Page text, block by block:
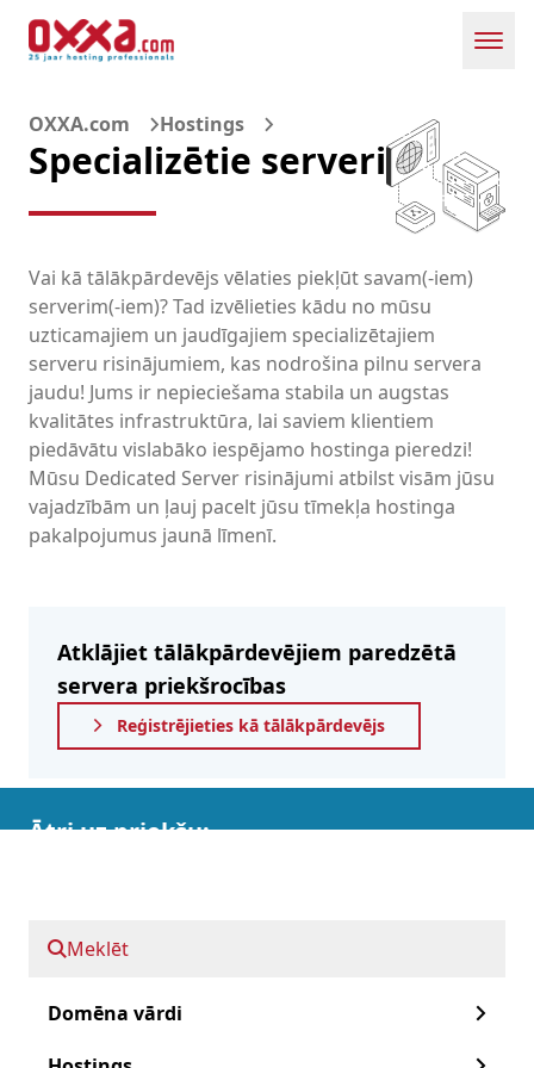
Domēna vārdi
Meklēt
OXXA.com Hostings
Specializētie serveri
Vai kā tālākpārdevējs vēlaties piekļūt savam(-iem)
serverim(-iem)? Tad izvēlieties kādu no mūsu
uzticamajiem un jaudīgajiem specializētajiem
serveru risinājumiem, kas nodrošina pilnu servera
jaudu! Jums ir nepieciešama stabila un augstas
kvalitātes infrastruktūra, lai saviem klientiem
piedāvātu vislabāko iespējamo hostinga pieredzi!
Mūsu Dedicated Server risinājumi atbilst visām jūsu
vajadzībām un ļauj pacelt jūsu tīmekļa hostinga
pakalpojumus jaunā līmenī.
Atklājiet tālākpārdevējiem paredzētā
servera priekšrocības
Reģistrējieties kā tālākpārdevējs
Ātri uz priekšu:
Izdalīto serveru priekšrocības
Konfigurējiet savu īpašo serveri